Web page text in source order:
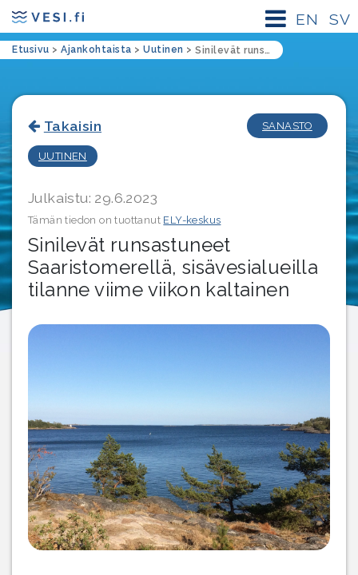
SV
EN
Etusivu > Ajankohtaista > Uutinen > Sinilevät runsastuneet Saaristomerellä, sisävesialueilla tilanne viime viikon kaltainen
Takaisin
UUTINEN
Julkaistu: 29.6.2023
Tämän tiedon on tuottanut ELY-keskus
Sinilevät runsastuneet
Saaristomerellä, sisävesialueilla
tilanne viime viikon kaltainen
SANASTO